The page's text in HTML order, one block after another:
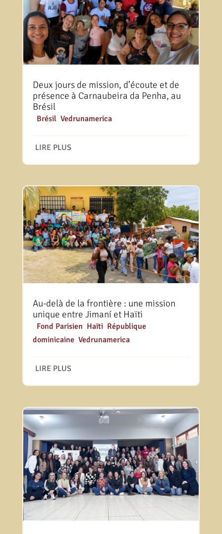
Deux jours de mission, d’écoute et de
présence à Carnaubeira da Penha, au
Brésil
Brésil, Vedrunamerica
LIRE PLUS
Au-delà de la frontière : une mission
unique entre Jimaní et Haïti
Fond Parisien Haïti, République
dominicaine, Vedrunamerica
LIRE PLUS